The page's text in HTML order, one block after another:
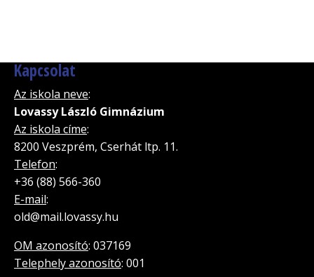
Kapcsolat
Az iskola neve:
Lovassy László Gimnázium
Az iskola címe:
8200 Veszprém, Cserhát ltp. 11.
Telefon:
+36 (88) 566-360
E-mail:
old@mail.lovassy.hu
OM azonosító: 037169
Telephely azonosító: 001